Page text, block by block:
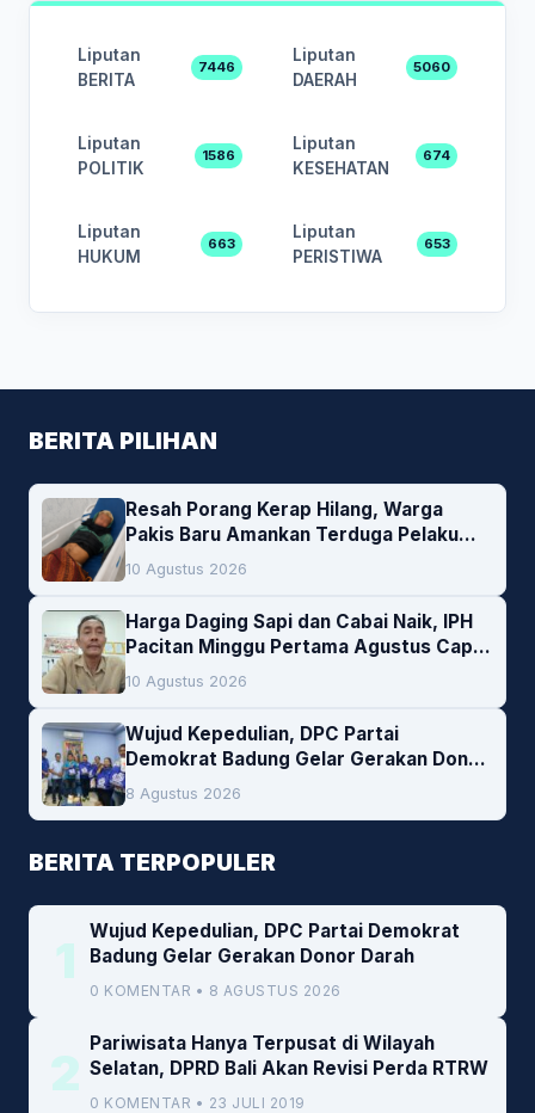
Liputan
BERITA
7446
Liputan
DAERAH
5060
Liputan
POLITIK
1586
Liputan
KESEHATAN
674
Liputan
HUKUM
663
Liputan
PERISTIWA
653
BERITA PILIHAN
Resah Porang Kerap Hilang, Warga
Pakis Baru Amankan Terduga Pelaku
Pencurian
10 Agustus 2026
Harga Daging Sapi dan Cabai Naik, IPH
Pacitan Minggu Pertama Agustus Capai
1,66 Persen. Ini Penjelasan Kabag Ayub
10 Agustus 2026
Wujud Kepedulian, DPC Partai
Demokrat Badung Gelar Gerakan Donor
Darah
8 Agustus 2026
BERITA TERPOPULER
1
Wujud Kepedulian, DPC Partai Demokrat
Badung Gelar Gerakan Donor Darah
0 KOMENTAR • 8 AGUSTUS 2026
2
Pariwisata Hanya Terpusat di Wilayah
Selatan, DPRD Bali Akan Revisi Perda RTRW
0 KOMENTAR • 23 JULI 2019